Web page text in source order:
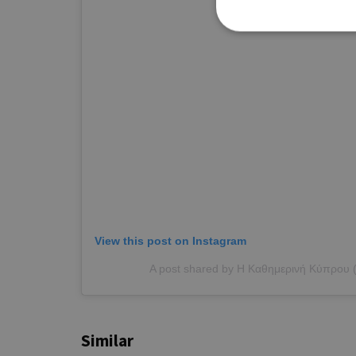
View this post on Instagram
A post shared by Η Καθημερινή Κύπρου
Similar